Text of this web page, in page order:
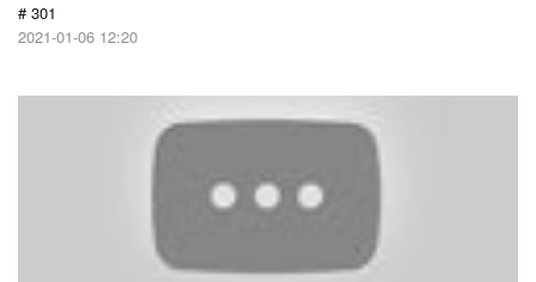
# 301
2021-01-06 12:20